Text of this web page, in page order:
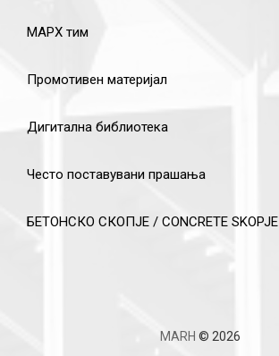
МАРХ тим
Промотивен материјал
Дигитална библиотека
Често поставувани прашања
БЕТОНСКО СКОПЈЕ / CONCRETE SKOPJE
MARH © 2026